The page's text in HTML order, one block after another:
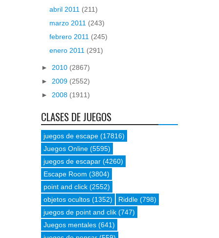
abril 2011 (211)
marzo 2011 (243)
febrero 2011 (245)
enero 2011 (291)
► 2010 (2867)
► 2009 (2552)
► 2008 (1911)
CLASES DE JUEGOS
juegos de escape (17816)
Juegos Online (5595)
juegos de escapar (4260)
Escape Room (3804)
point and click (2552)
objetos ocultos (1352) Riddle (798)
juegos de point and clik (747)
Juegos mentales (641)